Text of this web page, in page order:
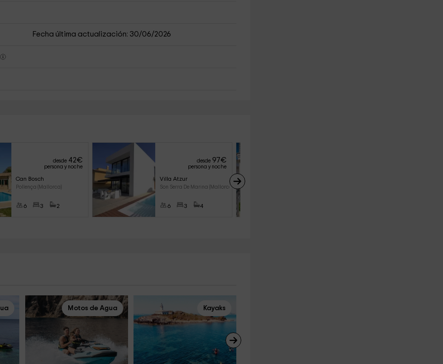
Fecha última actualización: 30/06/2026
desde 42€
persona y noche
Can Bosch
Pollença (Mallorca)
6 3 2
desde 97€
persona y noche
Villa Atzur
Son Serra De Marina (Mallorca)
6 3 4
Motos de Agua Kayaks